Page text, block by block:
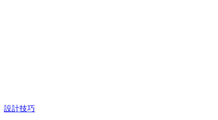
設計技巧